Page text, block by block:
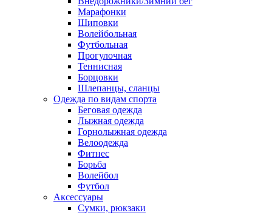
Марафонки
Шиповки
Волейбольная
Футбольная
Прогулочная
Теннисная
Борцовки
Шлепанцы, сланцы
Одежда по видам спорта
Беговая одежда
Лыжная одежда
Горнолыжная одежда
Велоодежда
Фитнес
Борьба
Волейбол
Футбол
Аксессуары
Сумки, рюкзаки